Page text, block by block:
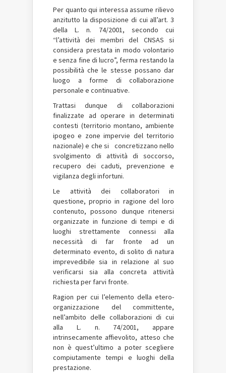
Per quanto qui interessa assume rilievo
anzitutto la disposizione di cui all’art. 3
della L. n. 74/2001, secondo cui
“l’attività dei membri del CNSAS si
considera prestata in modo volontario
e senza fine di lucro”, ferma restando la
possibilità che le stesse possano dar
luogo a forme di collaborazione
personale e continuative.
Trattasi dunque di collaborazioni
finalizzate ad operare in determinati
contesti (territorio montano, ambiente
ipogeo e zone impervie del territorio
nazionale) e che si concretizzano nello
svolgimento di attività di soccorso,
recupero dei caduti, prevenzione e
vigilanza degli infortuni.
Le attività dei collaboratori in
questione, proprio in ragione del loro
contenuto, possono dunque ritenersi
organizzate in funzione di tempi e di
luoghi strettamente connessi alla
necessità di far fronte ad un
determinato evento, di solito di natura
imprevedibile sia in relazione al suo
verificarsi sia alla concreta attività
richiesta per farvi fronte.
Ragion per cui l’elemento della etero-
organizzazione del committente,
nell’ambito delle collaborazioni di cui
alla L. n. 74/2001, appare
intrinsecamente affievolito, atteso che
non è quest’ultimo a poter scegliere
compiutamente tempi e luoghi della
prestazione.